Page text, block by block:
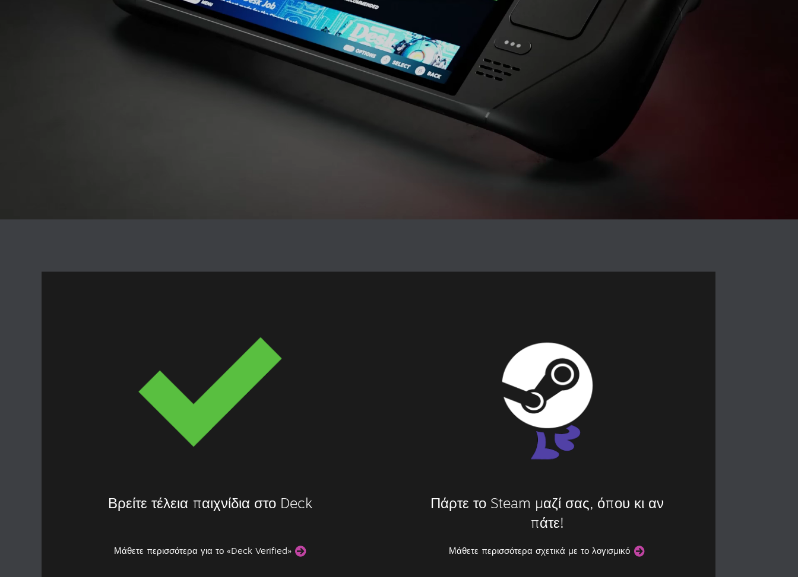
Βρείτε τέλεια παιχνίδια στο Deck
Μάθετε περισσότερα για το «Deck Verified»
Πάρτε το Steam μαζί σας, όπου κι αν
πάτε!
Μάθετε περισσότερα σχετικά με το λογισμικό